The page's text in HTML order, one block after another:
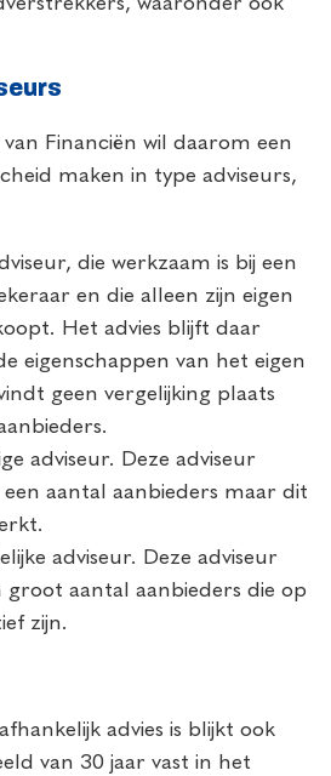
Financiën wil daarom een
maken in type adviseurs,
die werkzaam is bij een
en die alleen zijn eigen
Het advies blijft daar
eigenschappen van het eigen
geen vergelijking plaats
adviseur. Deze adviseur
aantal aanbieders maar dit
adviseur. Deze adviseur
groot aantal aanbieders die op
zijn.
advies is blijkt ook
van 30 jaar vast in het